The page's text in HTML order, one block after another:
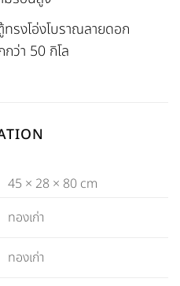
รงโอ่งโบราณลายดอก
ว่า 50 กิโล
45 × 28 × 80 cm
ทองเก่า
ทองเก่า